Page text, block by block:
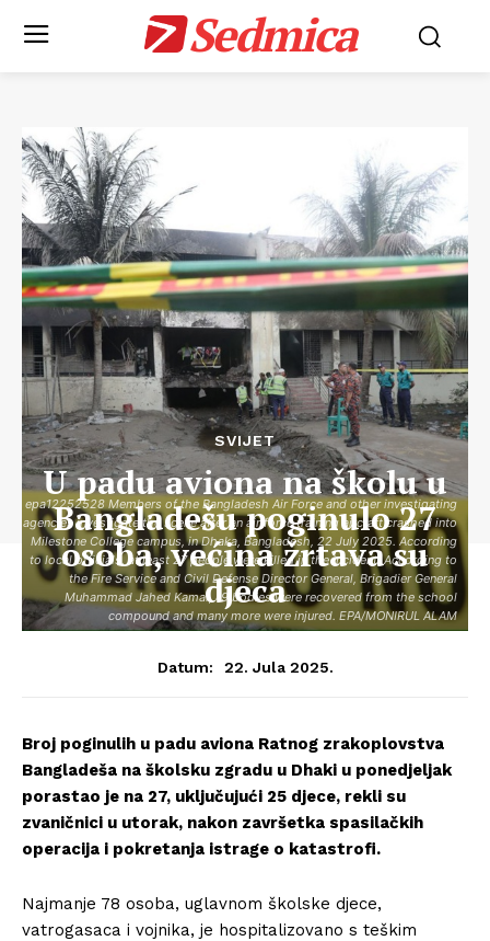
Sedmica
epa12252528 Members of the Bangladesh Air Force and other investigating
agencies investigate the scene after an air force training aircraft crashed into
Milestone College campus, in Dhaka, Bangladesh, 22 July 2025. According
to local officials, at least 27 people were killed in the incident. According to
the Fire Service and Civil Defense Director General, Brigadier General
Muhammad Jahed Kamal, 19 bodies were recovered from the school
compound and many more were injured. EPA/MONIRUL ALAM
SVIJET
U padu aviona na školu u
Bangladešu poginulo 27
osoba, većina žrtava su
djeca
Datum: 22. Jula 2025.
Broj poginulih u padu aviona Ratnog zrakoplovstva
Bangladeša na školsku zgradu u Dhaki u ponedjeljak
porastao je na 27, uključujući 25 djece, rekli su
zvaničnici u utorak, nakon završetka spasilačkih
operacija i pokretanja istrage o katastrofi.
Najmanje 78 osoba, uglavnom školske djece,
vatrogasaca i vojnika, je hospitalizovano s teškim